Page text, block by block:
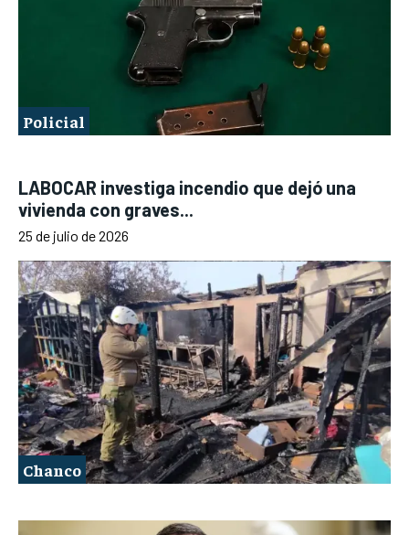
Policial
LABOCAR investiga incendio que dejó una
vivienda con graves...
25 de julio de 2026
Chanco